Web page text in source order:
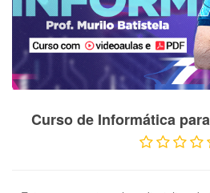
Curso de Informática